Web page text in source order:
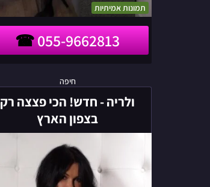
תמונות אמיתיות
055-9662813
חיפה
ולריה - חדש! הכי פצצה רק
בצפון הארץ
ולריה
-
חדש!
הכי
פצצה
רק
בצפון
הארץ